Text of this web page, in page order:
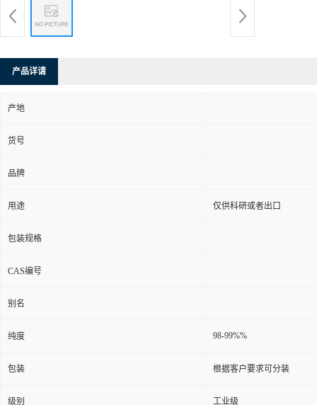
产品详请
产地
货号
品牌
用途 仅供科研或者出口
包装规格
CAS编号
别名
纯度 98-99%%
包装 根据客户要求可分装
级别 工业级